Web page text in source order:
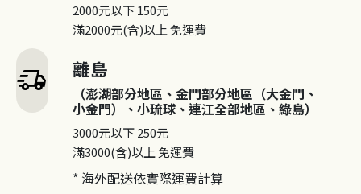
delivery_truck_speed
2000元以下150元
滿2000元(含)以上免運費
離島
（澎湖部分地區、金門部分地區（大金門、
小金門）、小琉球、連江全部地區、綠島）
3000元以下250元
滿3000(含)以上免運費
* 海外配送依實際運費計算